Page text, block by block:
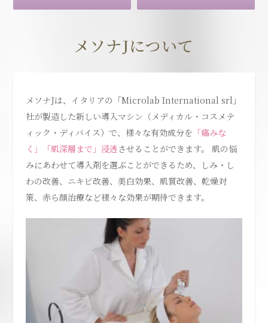
メソナJについて
メソナJは、イタリアの「Microlab International srl」
社が製造した新しい導入マシン（メディカル・コスメテ
ィック・ディバイス）で、様々な有効成分を 「痛みな
く」「肌深層まで」浸透させることができます。 肌の悩
みにあわせて導入剤を選ぶことができるため、しみ・し
わの改善、ニキビ改善、美白効果、肌質改善、乾燥対
策、赤ら顔治療など様々な効果が期待できます。